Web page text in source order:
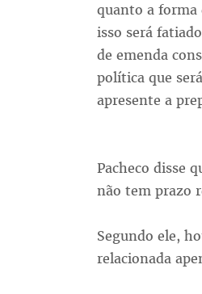
quanto a forma
isso será
de emenda
política que
apresente a
Pacheco disse
não tem prazo
Segundo ele,
relacionada